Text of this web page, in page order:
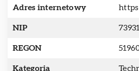
Adres internetowy
NIP
REGON
Kategoria